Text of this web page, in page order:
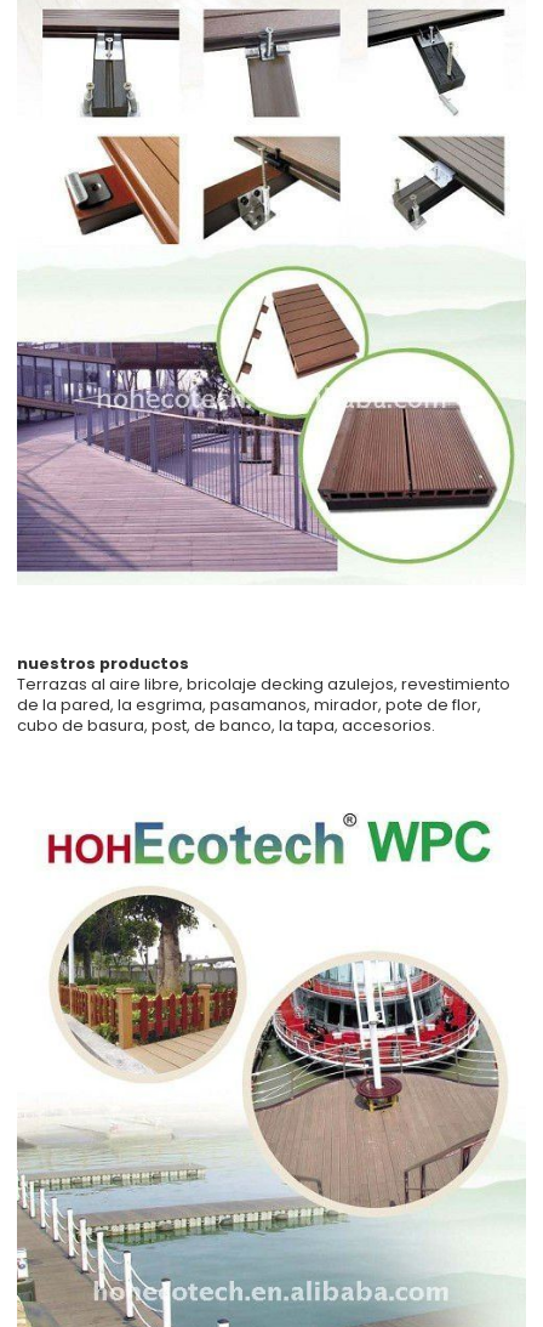
nuestros productos
Terrazas al aire libre, bricolaje decking azulejos, revestimiento
de la pared, la esgrima, pasamanos, mirador, pote de flor,
cubo de basura, post, de banco, la tapa, accesorios.